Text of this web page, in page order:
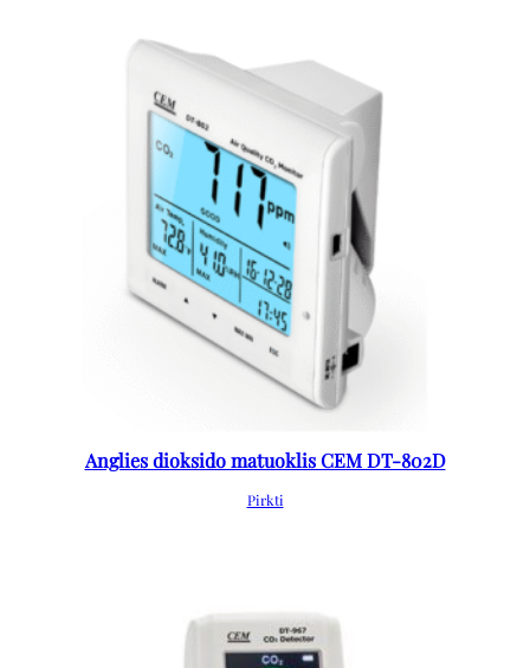
Anglies dioksido matuoklis CEM DT-802D
Pirkti